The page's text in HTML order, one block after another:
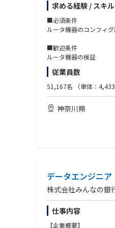
- クラウド
- AWS
- GCP
- TencentCloud
- Azure
【ツール】
- Bitbucket
- JIRA
- Confluence
- Notion
- Zoom
- NeWork
「メンバー構成」
メンバー
・サーバーエンジニア：3
・ネットワーク機器を
・ネットワークの運用
古河ネットワークソリ
おり、そこでの IP通信
エンジニアが直接 顧客
※古河ネットワークソリ
技術の進歩が速いので
残業：月20時間程度（
求める経験 / スキル
■必須条件
ルータ機器のコンフィ
■歓迎条件
ルータ機器の検証
従業員数
51,167名 （単体：
神奈川県
データエンジニア
株式会社みんなの銀
仕事内容
【企業概要】